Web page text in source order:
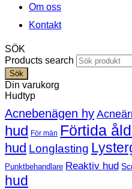
Om oss
Kontakt
SÖK
Products search
Sök
Din varukorg
Hudtyp
Acnebenägen hy
hud För män Förtida
hud Longlasting
Punktbehandlare Reaktiv hud
hud